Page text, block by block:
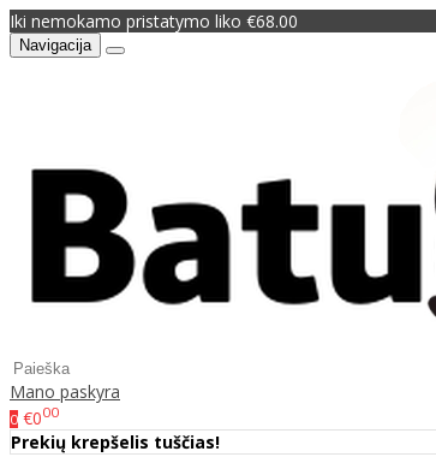
Iki nemokamo pristatymo liko €68.00
Navigacija
Mano paskyra
0 €000
Prekių krepšelis tuščias!